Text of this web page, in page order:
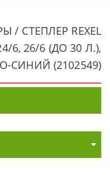
/ СТЕПЛЕР REXEL
6, 26/6 (ДО 30 Л.),
СИНИЙ (2102549)